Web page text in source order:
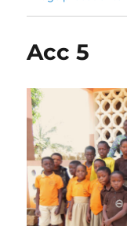
Acc 5